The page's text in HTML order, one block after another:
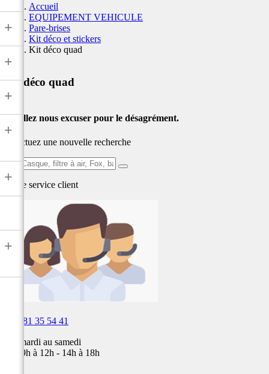
+
+
+
+
+
+
Accueil
EQUIPEMENT VEHICULE
Pare-brises
Kit déco et stickers
Kit déco quad
Kit déco quad
Veuillez nous excuser pour le désagrément.
Effectuez une nouvelle recherche
Ex:
batterie
Notre service client
03 81 35 54 41
Du mardi au samedi
de 09h à 12h - 14h à 18h